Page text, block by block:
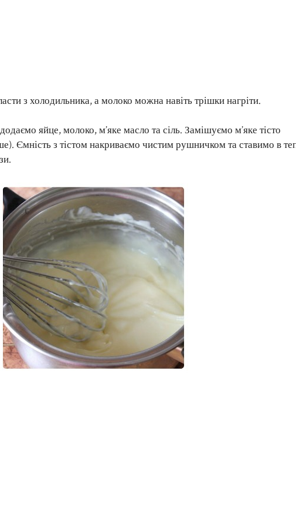
з холодильника, а молоко можна навіть трішки нагріти.
яйце, молоко, м’яке масло та сіль. Замішуємо м’яке тісто
Ємність з тістом накриваємо чистим рушничком та ставимо в